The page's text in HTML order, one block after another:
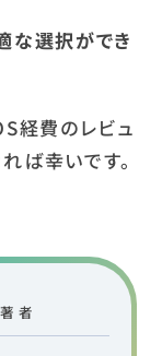
な選択ができ
経費のレビュ
ば幸いです。
者